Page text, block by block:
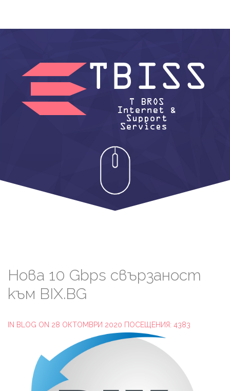
Нова 10 Gbps свързаност
към BIX.BG
IN BLOG ON 28 ОКТОМВРИ 2020 ПОСЕЩЕНИЯ: 4383